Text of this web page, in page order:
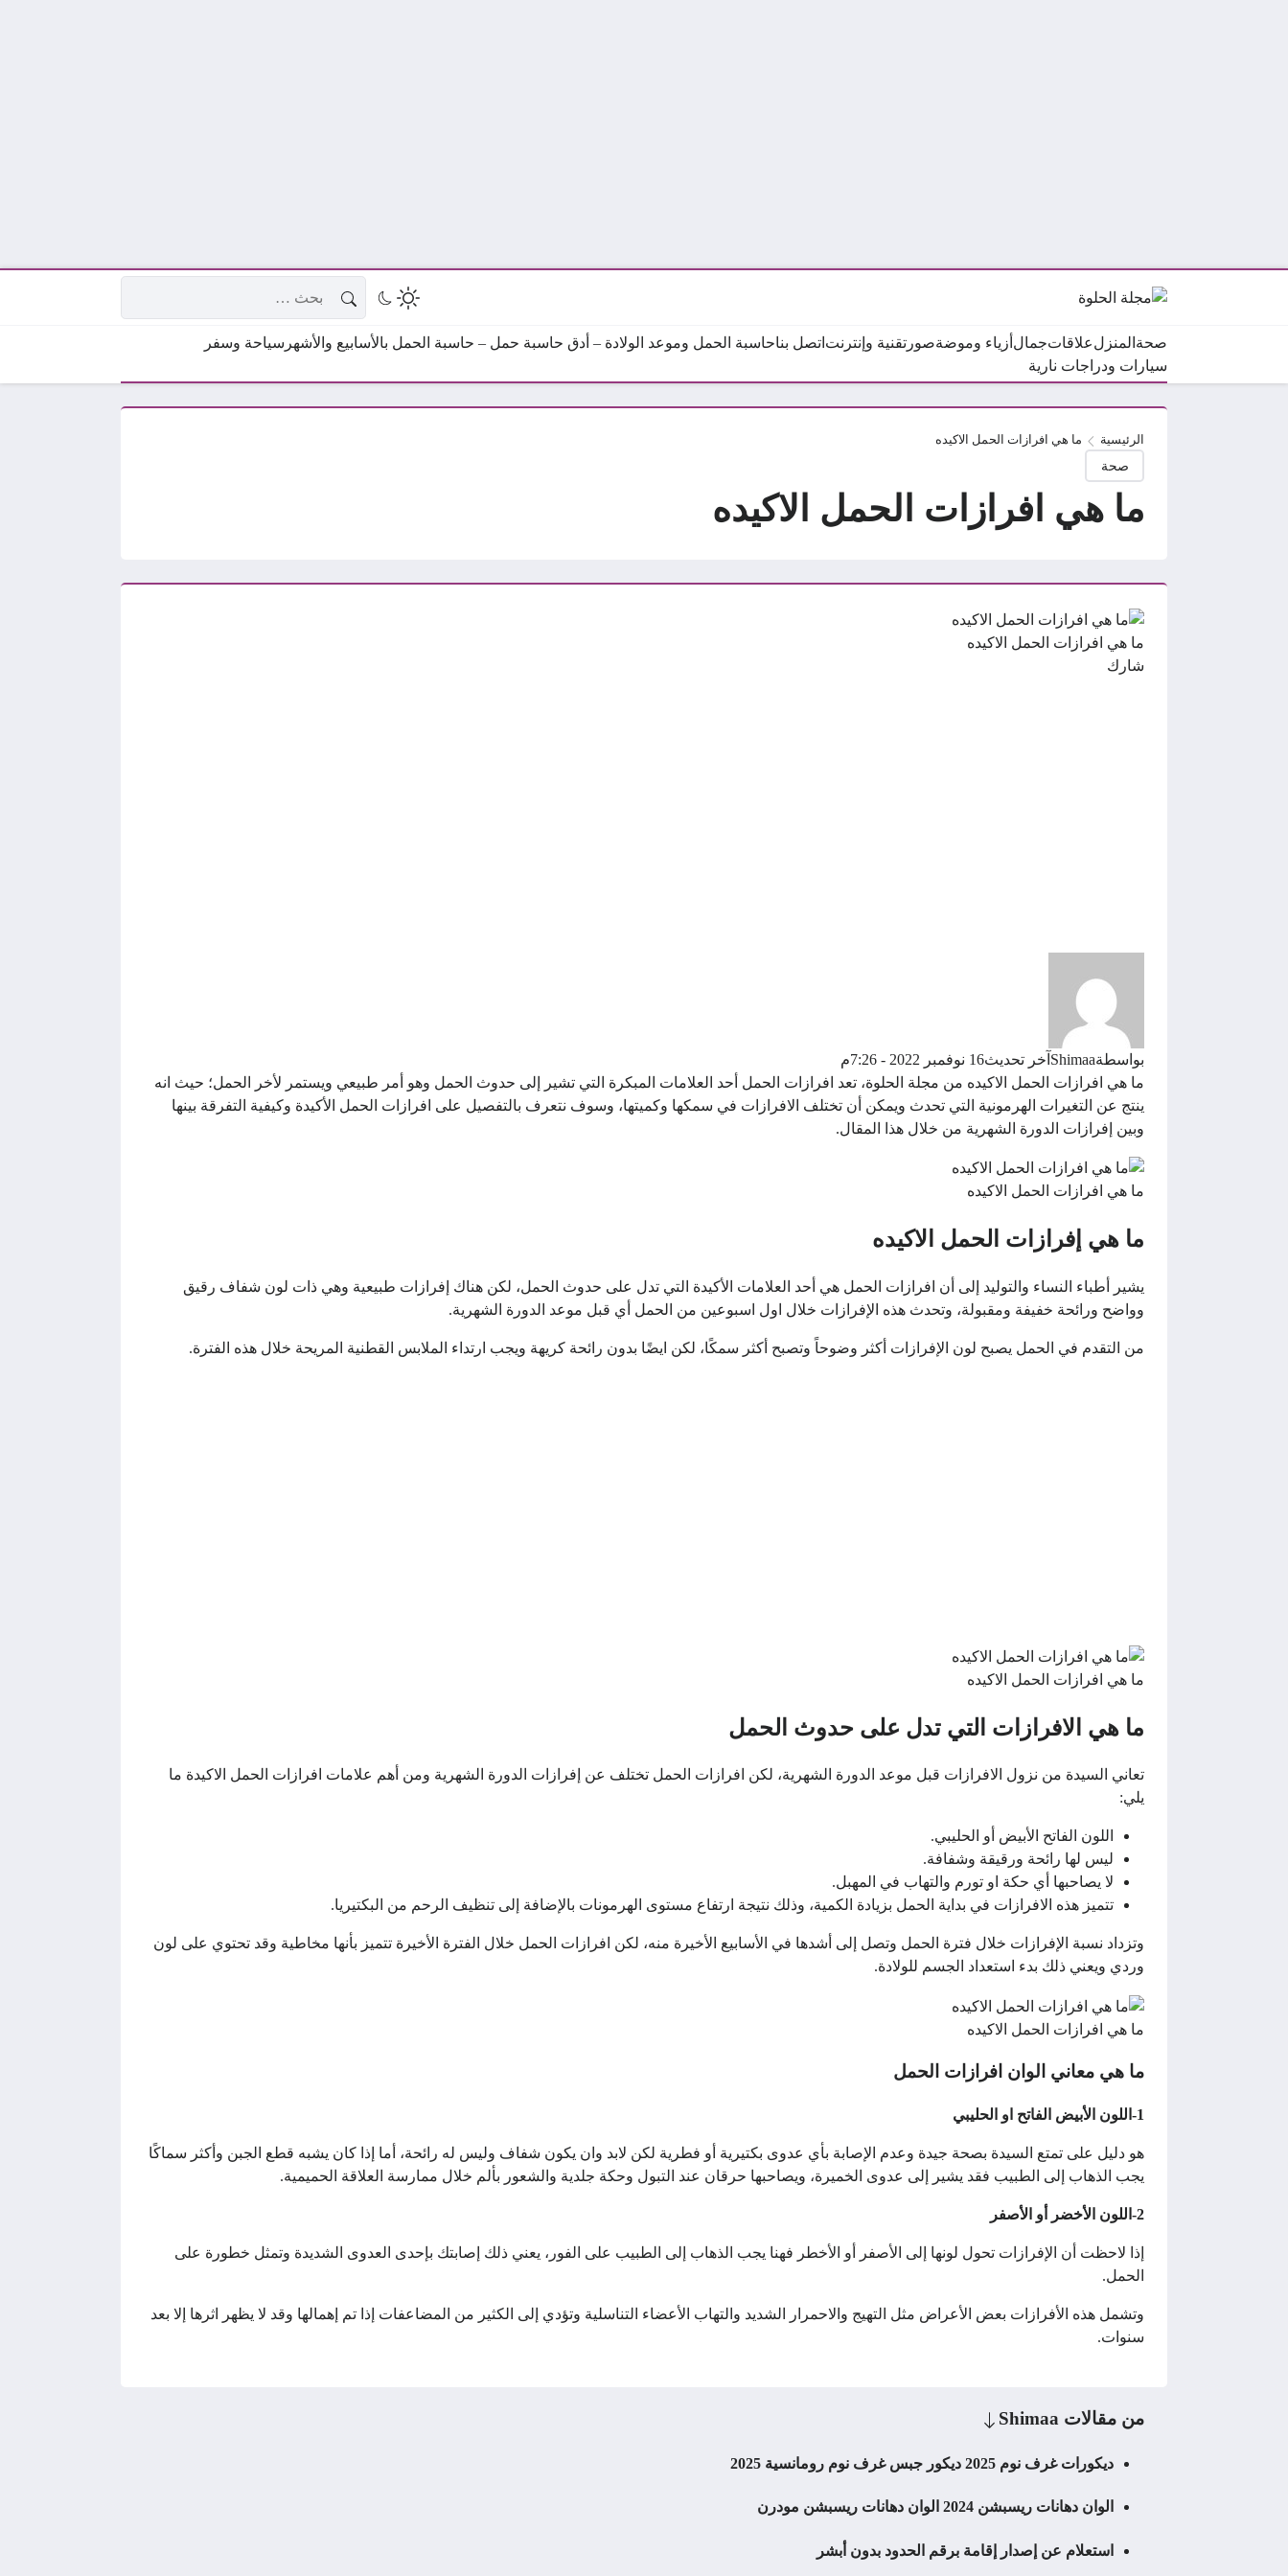
صحة المنزلعلاقاتجمال أزياء وموضةصور تقنية وإنترنت اتصل بناحاسبة الحمل وموعد الولادة – أدق حاسبة حمل – حاسبة الحمل بالأسابيع والأشهر سياحة وسفر
سيارات ودراجات نارية
الرئيسية ما هي افرازات الحمل الاكيده
صحة
ما هي افرازات الحمل الاكيده
ما هي افرازات الحمل الاكيده
شارك
بواسطةShimaa آخر تحديث16 نوفمبر 2022 - 7:26م
ما هي افرازات الحمل الاكيده من مجلة الحلوة، تعد افرازات الحمل أحد العلامات المبكرة التي تشير إلى حدوث الحمل وهو أمر طبيعي ويستمر لأخر الحمل؛ حيث انه
ينتج عن التغيرات الهرمونية التي تحدث ويمكن أن تختلف الافرازات في سمكها وكميتها، وسوف نتعرف بالتفصيل على افرازات الحمل الأكيدة وكيفية التفرقة بينها
وبين إفرازات الدورة الشهرية من خلال هذا المقال.
ما هي افرازات الحمل الاكيده
ما هي إفرازات الحمل الاكيده
يشير أطباء النساء والتوليد إلى أن افرازات الحمل هي أحد العلامات الأكيدة التي تدل على حدوث الحمل، لكن هناك إفرازات طبيعية وهي ذات لون شفاف رقيق
وواضح ورائحة خفيفة ومقبولة، وتحدث هذه الإفرازات خلال اول اسبوعين من الحمل أي قبل موعد الدورة الشهرية.
من التقدم في الحمل يصبح لون الإفرازات أكثر وضوحاً وتصبح أكثر سمكًا، لكن ايضًا بدون رائحة كريهة ويجب ارتداء الملابس القطنية المريحة خلال هذه الفترة.
ما هي افرازات الحمل الاكيده
ما هي الافرازات التي تدل على حدوث الحمل
تعاني السيدة من نزول الافرازات قبل موعد الدورة الشهرية، لكن افرازات الحمل تختلف عن إفرازات الدورة الشهرية ومن أهم علامات افرازات الحمل الاكيدة ما
يلي:
اللون الفاتح الأبيض أو الحليبي.
ليس لها رائحة ورقيقة وشفافة.
لا يصاحبها أي حكة او تورم والتهاب في المهبل.
تتميز هذه الافرازات في بداية الحمل بزيادة الكمية، وذلك نتيجة ارتفاع مستوى الهرمونات بالإضافة إلى تنظيف الرحم من البكتيريا.
وتزداد نسبة الإفرازات خلال فترة الحمل وتصل إلى أشدها في الأسابيع الأخيرة منه، لكن افرازات الحمل خلال الفترة الأخيرة تتميز بأنها مخاطية وقد تحتوي على لون
وردي ويعني ذلك بدء استعداد الجسم للولادة.
ما هي افرازات الحمل الاكيده
ما هي معاني الوان افرازات الحمل
1-اللون الأبيض الفاتح او الحليبي
هو دليل على تمتع السيدة بصحة جيدة وعدم الإصابة بأي عدوى بكتيرية أو فطرية لكن لابد وان يكون شفاف وليس له رائحة، أما إذا كان يشبه قطع الجبن وأكثر سماكًا
يجب الذهاب إلى الطبيب فقد يشير إلى عدوى الخميرة، ويصاحبها حرقان عند التبول وحكة جلدية والشعور بألم خلال ممارسة العلاقة الحميمية.
2-اللون الأخضر أو الأصفر
إذا لاحظت أن الإفرازات تحول لونها إلى الأصفر أو الأخطر فهنا يجب الذهاب إلى الطبيب على الفور، يعني ذلك إصابتك بإحدى العدوى الشديدة وتمثل خطورة على
الحمل.
وتشمل هذه الأفرازات بعض الأعراض مثل التهيج والاحمرار الشديد والتهاب الأعضاء التناسلية وتؤدي إلى الكثير من المضاعفات إذا تم إهمالها وقد لا يظهر اثرها إلا بعد
سنوات.
من مقالات Shimaa
ديكورات غرف نوم 2025 ديكور جبس غرف نوم رومانسية 2025
الوان دهانات ريسبشن 2024 الوان دهانات ريسبشن مودرن
استعلام عن إصدار إقامة برقم الحدود بدون أبشر